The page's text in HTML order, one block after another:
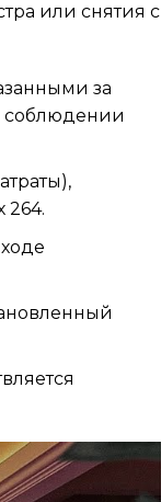
или снятия с
за
соблюдении
264.